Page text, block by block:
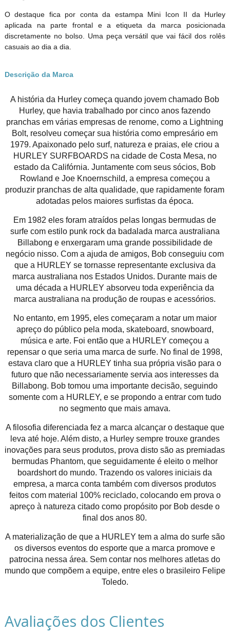
O destaque fica por conta da estampa Mini Icon II da Hurley
aplicada na parte frontal e a etiqueta da marca posicionada
discretamente no bolso. Uma peça versátil que vai fácil dos rolês
casuais ao dia a dia.
Descrição da Marca
A história da Hurley começa quando jovem chamado Bob
Hurley, que havia trabalhado por cinco anos fazendo
pranchas em várias empresas de renome, como a Lightning
Bolt, resolveu começar sua história como empresário em
1979. Apaixonado pelo surf, natureza e praias, ele criou a
HURLEY SURFBOARDS na cidade de Costa Mesa, no
estado da Califórnia. Juntamente com seus sócios, Bob
Rowland e Joe Knoernschild, a empresa começou a
produzir pranchas de alta qualidade, que rapidamente foram
adotadas pelos maiores surfistas da época.
Em 1982 eles foram atraídos pelas longas bermudas de
surfe com estilo punk rock da badalada marca australiana
Billabong e enxergaram uma grande possibilidade de
negócio nisso. Com a ajuda de amigos, Bob conseguiu com
que a HURLEY se tornasse representante exclusiva da
marca australiana nos Estados Unidos. Durante mais de
uma década a HURLEY absorveu toda experiência da
marca australiana na produção de roupas e acessórios.
No entanto, em 1995, eles começaram a notar um maior
apreço do público pela moda, skateboard, snowboard,
música e arte. Foi então que a HURLEY começou a
repensar o que seria uma marca de surfe. No final de 1998,
estava claro que a HURLEY tinha sua própria visão para o
futuro que não necessariamente servia aos interesses da
Billabong. Bob tomou uma importante decisão, seguindo
somente com a HURLEY, e se propondo a entrar com tudo
no segmento que mais amava.
A filosofia diferenciada fez a marca alcançar o destaque que
leva até hoje. Além disto, a Hurley sempre trouxe grandes
inovações para seus produtos, prova disto são as premiadas
bermudas Phantom, que seguidamente é eleito o melhor
boardshort do mundo. Trazendo os valores iniciais da
empresa, a marca conta também com diversos produtos
feitos com material 100% reciclado, colocando em prova o
apreço à natureza citado como propósito por Bob desde o
final dos anos 80.
A materialização de que a HURLEY tem a alma do surfe são
os diversos eventos do esporte que a marca promove e
patrocina nessa área. Sem contar nos melhores atletas do
mundo que compõem a equipe, entre eles o brasileiro Felipe
Toledo.
Avaliações dos Clientes